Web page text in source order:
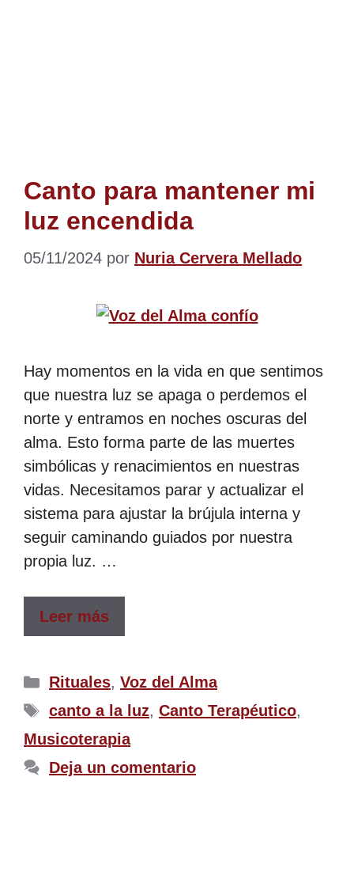
Canto para mantener mi
luz encendida
05/11/2024 por Nuria Cervera Mellado
Hay momentos en la vida en que sentimos
que nuestra luz se apaga o perdemos el
norte y entramos en noches oscuras del
alma. Esto forma parte de las muertes
simbólicas y renacimientos en nuestras
vidas. Necesitamos parar y actualizar el
sistema para ajustar la brújula interna y
seguir caminando guiados por nuestra
propia luz. …
Leer más
Rituales, Voz del Alma
canto a la luz, Canto Terapéutico,
Musicoterapia
Deja un comentario